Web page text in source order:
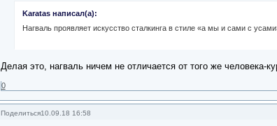
Karatas написал(а):
Нагваль проявляет искусство сталкинга в стиле «а мы и сами с
Делая это, нагваль ничем не отличается от того же человека-
0
Поделиться10.09.18 16:58